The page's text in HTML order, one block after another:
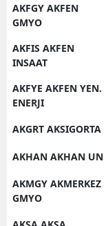
AKFGY AKFEN
GMYO
AKFIS AKFEN
INSAAT
AKFYE AKFEN YEN.
ENERJI
AKGRT AKSIGORTA
AKHAN AKHAN UN
AKMGY AKMERKEZ
GMYO